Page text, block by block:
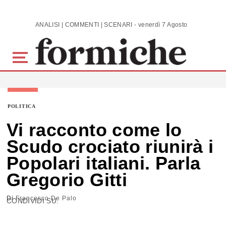
Skip to main content ANALISI | COMMENTI | SCENARI - venerdì 7 Agosto 2026
POLITICA
Vi racconto come lo
Scudo crociato riunirà i
Popolari italiani. Parla
Gregorio Gitti
DiFrancesco De Palo
CONDIVIDI SU: